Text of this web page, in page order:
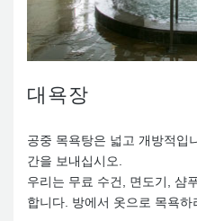
대욕장
공중 목욕탕은 넓고 개방적입
간을 보내십시오.
우리는 무료 수건, 면도기, 샴
합니다. 방에서 옷으로 목욕하